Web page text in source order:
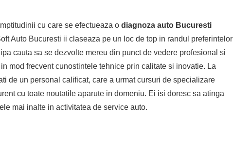
cu care se efectueaza o diagnoza auto Bucuresti
Auto Bucuresti ii claseaza pe un loc de top in randul preferintelor
cauta sa se dezvolte mereu din punct de vedere profesional si
mod frecvent cunostintele tehnice prin calitate si inovatie. La
de un personal calificat, care a urmat cursuri de specializare
cu toate noutatile aparute in domeniu. Ei isi doresc sa atinga
mai inalte in activitatea de service auto.